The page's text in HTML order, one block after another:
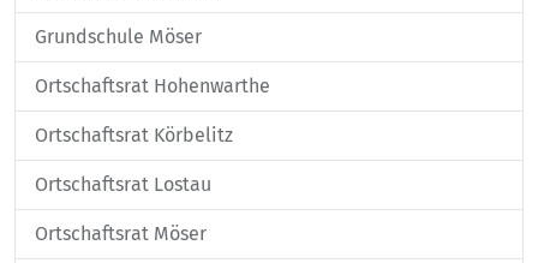
Grundschule Möser
Ortschaftsrat Hohenwarthe
Ortschaftsrat Körbelitz
Ortschaftsrat Lostau
Ortschaftsrat Möser